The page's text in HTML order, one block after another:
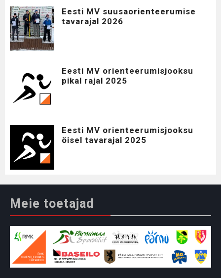
Eesti MV suusaorienteerumise
tavarajal 2026
Eesti MV orienteerumisjooksu
pikal rajal 2025
Eesti MV orienteerumisjooksu
öisel tavarajal 2025
Meie toetajad